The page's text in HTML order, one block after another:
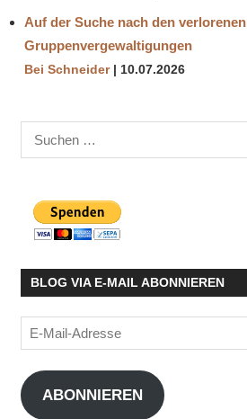
Auf der Suche nach den verlorenen
Gruppenvergewaltigungen
Bei Schneider 10.07.2026
Suchen
nach:
BLOG VIA E-MAIL ABONNIEREN
E-
Mail-
Adresse
ABONNIEREN